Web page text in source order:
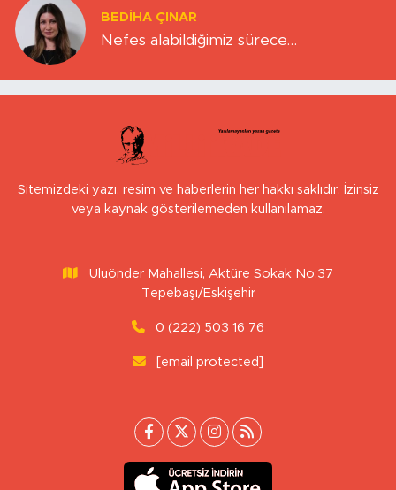
BEDIHA ÇINAR
Nefes alabildiğimiz sürece…
Sitemizdeki yazı, resim ve haberlerin her hakkı saklıdır. İzinsiz
veya kaynak gösterilemeden kullanılamaz.
Uluönder Mahallesi, Aktüre Sokak No:37
Tepebaşı/Eskişehir
0 (222) 503 16 76
[email protected]